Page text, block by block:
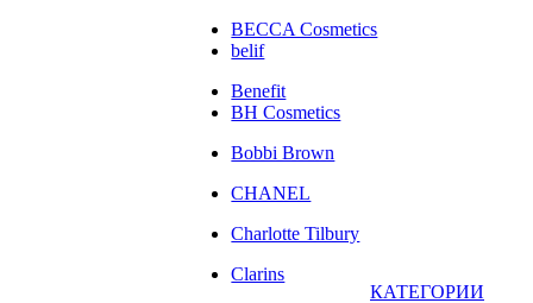
BECCA Cosmetics
belif
Benefit
BH Cosmetics
Bobbi Brown
CHANEL
Charlotte Tilbury
Clarins
КАТЕГОРИИ